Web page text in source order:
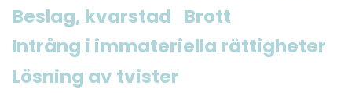
Beslag, kvarstad Brott
Intrång i immateriella rättigheter
Lösning av tvister